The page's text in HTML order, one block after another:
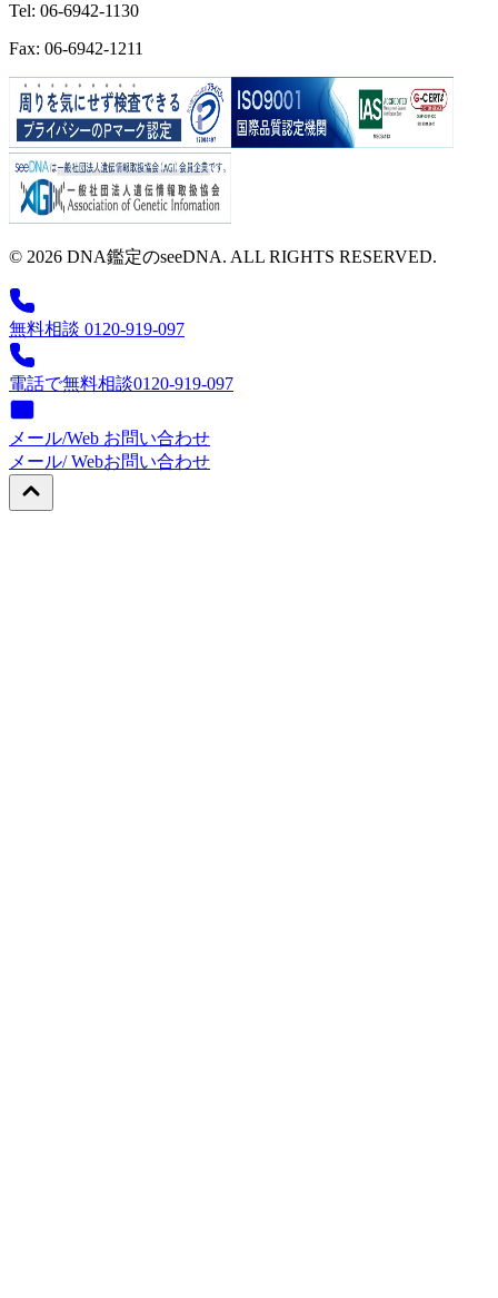
Tel: 06-6942-1130
Fax: 06-6942-1211
© 2026 DNA鑑定のseeDNA. ALL RIGHTS RESERVED.
無料相談 0120-919-097
電話で無料相談0120-919-097
メール/Web お問い合わせ
メール/ Webお問い合わせ